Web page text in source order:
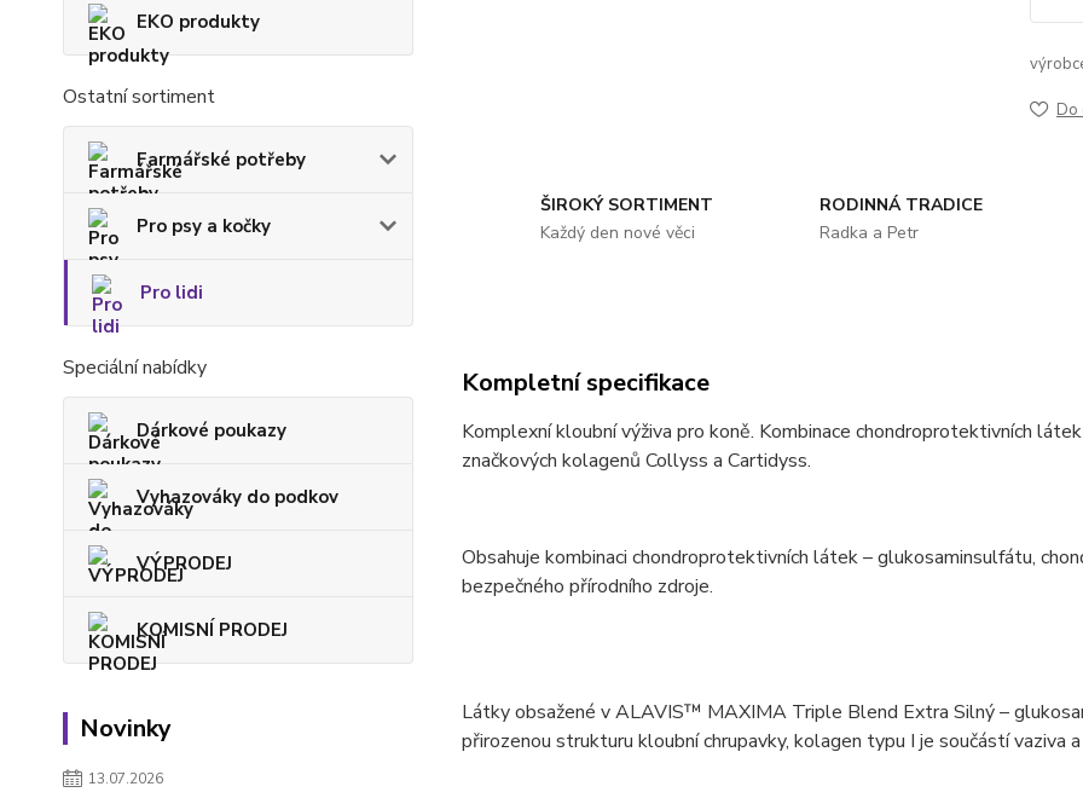
EKO produkty
Ostatní sortiment
Farmářské potřeby
Pro psy a kočky
Pro lidi
Speciální nabídky
Dárkové poukazy
Vyhazováky do podkov
VÝPRODEJ
KOMISNÍ PRODEJ
Novinky
13.07.2026
Do
ŠIROKÝ SORTIMENT
Každý den nové věci
RODINNÁ TRADICE
Radka a Petr
Kompletní specifikace
Komplexní kloubní výživa pro koně. Kombinace chondroprotektivních
značkových kolagenů Collyss a Cartidyss.
Obsahuje kombinaci chondroprotektivních látek – glukosaminsulfátu,
bezpečného přírodního zdroje.
Látky obsažené v ALAVIS™ MAXIMA Triple Blend Extra Silný –
přirozenou strukturu kloubní chrupavky, kolagen typu I je součástí vaziva